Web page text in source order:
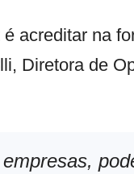
acreditar na
Diretora de